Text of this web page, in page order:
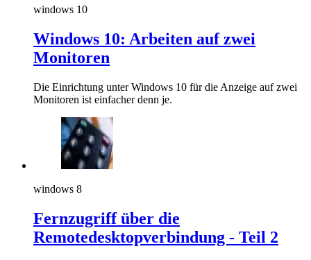
windows 10
Windows 10: Arbeiten auf zwei
Monitoren
Die Einrichtung unter Windows 10 für die Anzeige auf zwei
Monitoren ist einfacher denn je.
windows 8
Fernzugriff über die
Remotedesktopverbindung - Teil 2